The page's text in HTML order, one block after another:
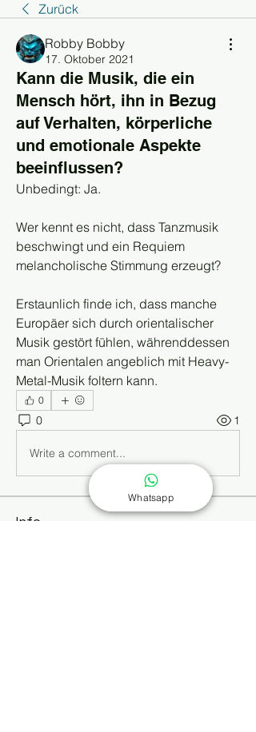
Zurück
Robby Bobby
17. Oktober 2021
Kann die Musik, die ein
Mensch hört, ihn in Bezug
auf Verhalten, körperliche
und emotionale Aspekte
beeinflussen?
Unbedingt: Ja.
Wer kennt es nicht, dass Tanzmusik
beschwingt und ein Requiem
melancholische Stimmung erzeugt?
Erstaunlich finde ich, dass manche
Europäer sich durch orientalischer
Musik gestört fühlen, währenddessen
man Orientalen angeblich mit Heavy-
Metal-Musik foltern kann.
0
0 1
Write a comment...
Info
Whatsapp